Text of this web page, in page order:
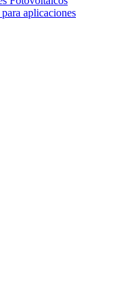
aplicaciones